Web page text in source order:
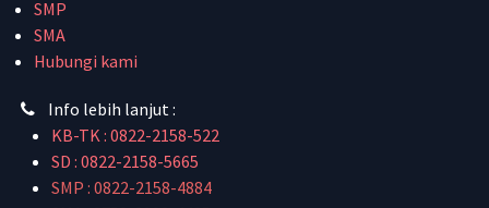
SMP
SMA
Hubungi kami
Info lebih lanjut :
KB-TK : 0822-2158-522
SD : 0822-2158-5665
SMP : 0822-2158-4884